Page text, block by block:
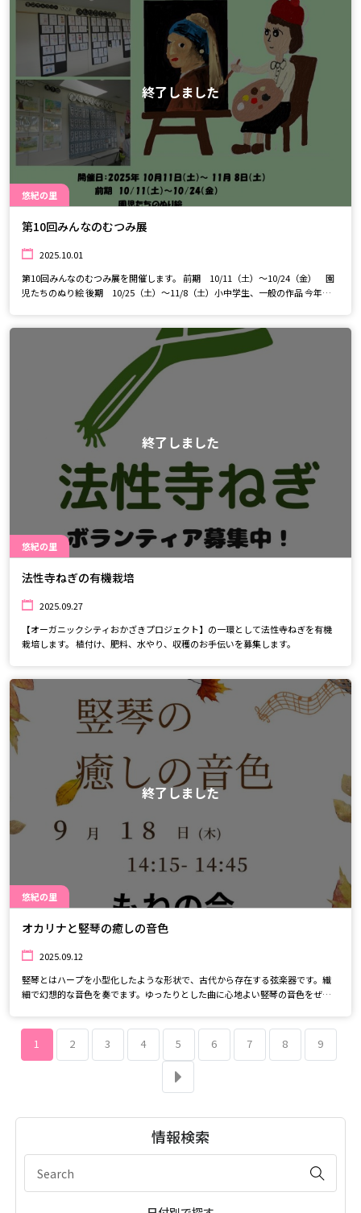
悠紀の里
終了しました
第10回みんなのむつみ展
2025.10.01
第10回みんなのむつみ展を開催します。 前期 10/11（土）～10/24（金） 園
児たちのぬり絵 後期 10/25（土）～11/8（土）小中学生、一般の作品 今年は
11/2（日） 結果発表 11/9（日） 園児、小学生、中学生の子どもたちから大
人まで、大勢の方々にご協力をいただきました。 ぜひ素敵な作品を見に来てく
悠紀の里
終了しました
法性寺ねぎの有機栽培
2025.09.27
【オーガニックシティおかざきプロジェクト】の一環として法性寺ねぎを有機
栽培します。 植付け、肥料、水やり、収穫のお手伝いを募集します。
悠紀の里
終了しました
オカリナと竪琴の癒しの音色
2025.09.12
竪琴とはハープを小型化したような形状で、古代から存在する弦楽器です。繊
細で幻想的な音色を奏でます。ゆったりとした曲に心地よい竪琴の音色をぜひ
1 2 3 4 5 6 7 8 9
情報検索